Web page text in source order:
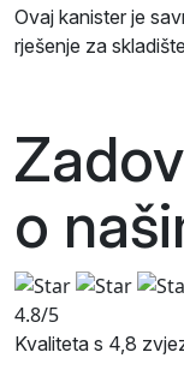
Ovaj kanister je
rješenje za
o
4.8/5
Kvaliteta s 4,8